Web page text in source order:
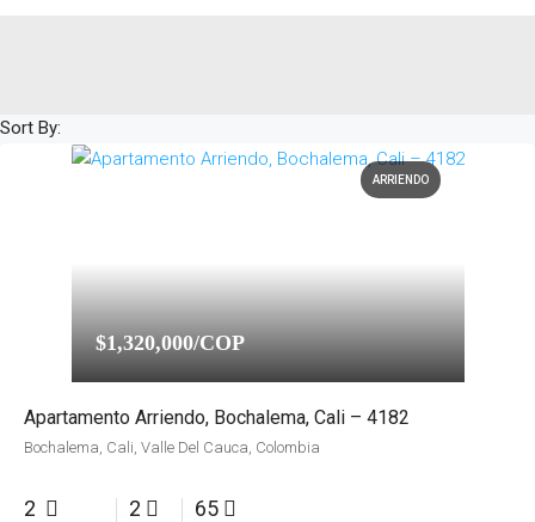
Sort By:
ARRIENDO
$1,320,000/COP
Apartamento Arriendo, Bochalema, Cali – 4182
Bochalema, Cali, Valle Del Cauca, Colombia
2 2 65